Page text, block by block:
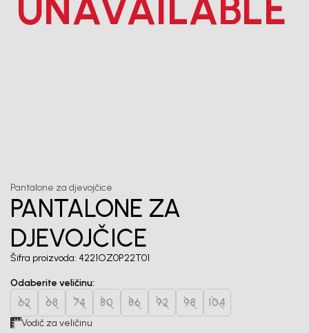
Pantalone za djevojčice
PANTALONE ZA
DJEVOJČICE
Šifra proizvoda: 4221OZ0P22T01
Odaberite veličinu:
62 68 74 80 86 92 98 104
Vodič za veličinu
Unesi svoju e-poštu da se prijavite na newsletter.